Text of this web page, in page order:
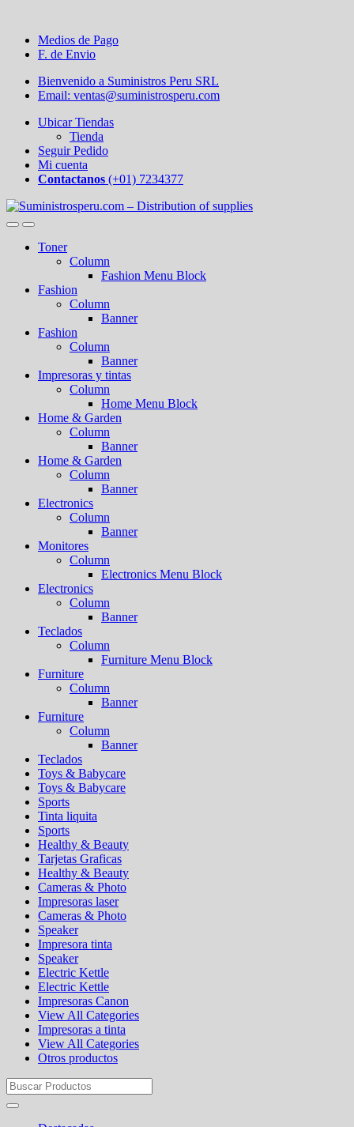
Medios de Pago
F. de Envio
Bienvenido a Suministros Peru SRL
Email: ventas@suministrosperu.com
Ubicar Tiendas
Tienda
Seguir Pedido
Mi cuenta
Contactanos (+01) 7234377
Toner
Column
Fashion Menu Block
Fashion
Column
Banner
Fashion
Column
Banner
Impresoras y tintas
Column
Home Menu Block
Home & Garden
Column
Banner
Home & Garden
Column
Banner
Electronics
Column
Banner
Monitores
Column
Electronics Menu Block
Electronics
Column
Banner
Teclados
Column
Furniture Menu Block
Furniture
Column
Banner
Furniture
Column
Banner
Teclados
Toys & Babycare
Toys & Babycare
Sports
Tinta liquita
Sports
Healthy & Beauty
Tarjetas Graficas
Healthy & Beauty
Cameras & Photo
Impresoras laser
Cameras & Photo
Speaker
Impresora tinta
Speaker
Electric Kettle
Electric Kettle
Impresoras Canon
View All Categories
Impresoras a tinta
View All Categories
Otros productos
Search
for: